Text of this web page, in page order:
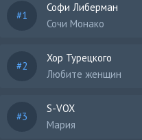
Софи Либерман
Сочи Монако
Хор Турецкого
Любите женщин
S-VOX
Мария